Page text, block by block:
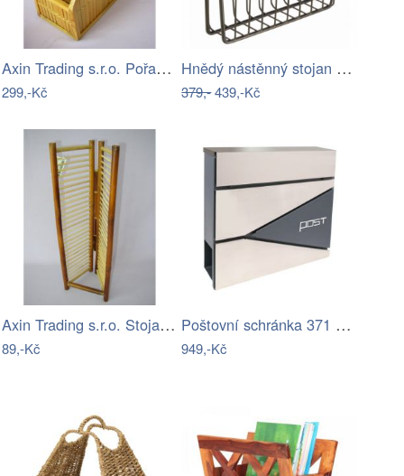
Axin Trading s.r.o. Pořadač na časopisy…
299,-Kč
Hnědý nástěnný stojan na časopisy z…
379,-439,-Kč
Axin Trading s.r.o. Stojan na CD bambus
89,-Kč
Poštovní schránka 371 x 362 x 105 mm,…
949,-Kč